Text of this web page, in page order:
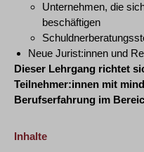
Unternehmen, die
beschäftigen
Neue Jurist:innen und
Dieser Lehrgang richtet
Teilnehmer:innen mit
Berufserfahrung im
Inhalte